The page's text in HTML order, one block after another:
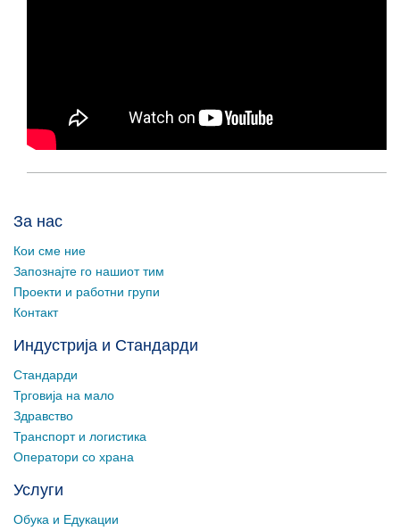
За нас
Кои сме ние
Запознајте го нашиот тим
Проекти и работни групи
Контакт
Индустрија и Стандарди
Стандарди
Трговија на мало
Здравство
Транспорт и логистика
Оператори со храна
Услуги
Обука и Едукации